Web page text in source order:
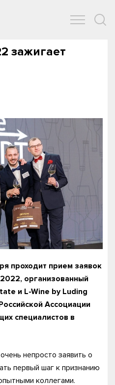
зажигает
проходит прием заявок
2022, организованный
и L-Wine by Luding
Ассоциации
специалистов в
непросто заявить о
первый шаг к признанию
коллегами.